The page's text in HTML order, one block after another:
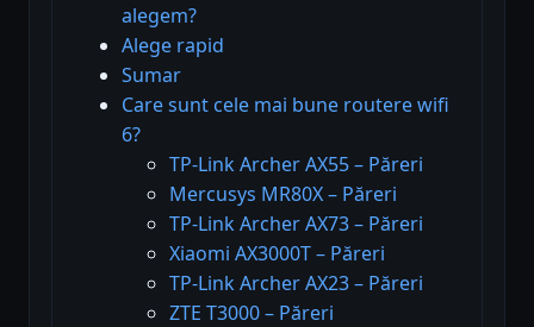
alegem?
Alege rapid
Sumar
Care sunt cele mai bune routere wifi
6?
TP-Link Archer AX55 – Păreri
Mercusys MR80X – Păreri
TP-Link Archer AX73 – Păreri
Xiaomi AX3000T – Păreri
TP-Link Archer AX23 – Păreri
ZTE T3000 – Păreri